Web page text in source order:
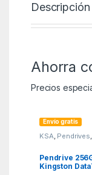
Descripción
Ahorra
Precios
Envío gratis
KSA, Pendrives,
Pendrive
Kingston